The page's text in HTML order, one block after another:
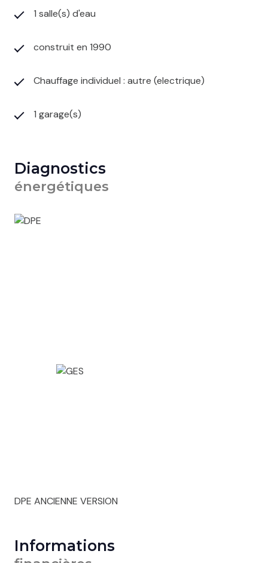
1 salle(s) d'eau
construit en 1990
Chauffage individuel : autre (electrique)
1 garage(s)
Diagnostics
énergétiques
DPE ANCIENNE VERSION
Informations